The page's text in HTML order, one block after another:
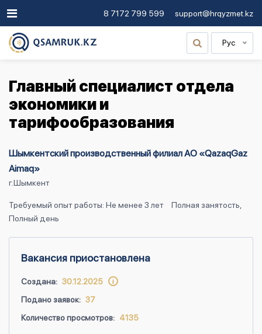
8 7172 799 599 support@hrqyzmet.kz
Рус
Главный специалист отдела
экономики и
тарифообразования
Шымкентский производственный филиал АО «QazaqGaz
Aimaq»
г.Шымкент
Требуемый опыт работы: Не менее 3 лет
Полная занятость,
Полный день
Вакансия приостановлена
Создана: 30.12.2025
Подано заявок: 37
Количество просмотров: 4135